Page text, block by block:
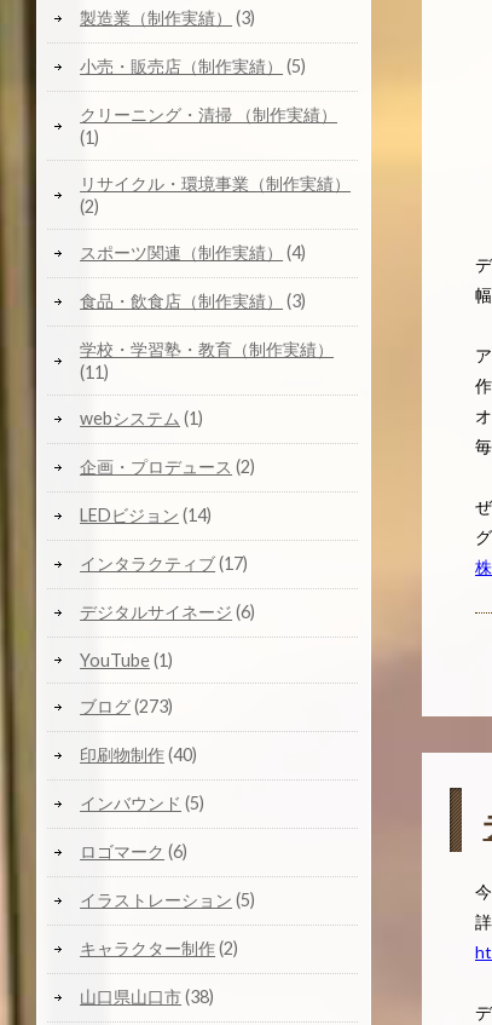
製造業（制作実績） (3)
小売・販売店（制作実績） (5)
クリーニング・清掃 （制作実績）
(1)
リサイクル・環境事業（制作実績）
(2)
スポーツ関連（制作実績） (4)
食品・飲食店（制作実績） (3)
学校・学習塾・教育（制作実績）
(11)
webシステム (1)
企画・プロデュース (2)
LEDビジョン (14)
インタラクティブ(17)
デジタルサイネージ (6)
YouTube(1)
ブログ(273)
印刷物制作(40)
インバウンド (5)
ロゴマーク (6)
イラストレーション (5)
キャラクター制作(2)
山口県山口市(38)